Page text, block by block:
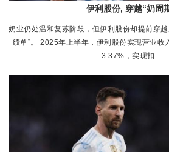
伊利股份, 穿越“奶周
奶业仍处温和复苏阶段，但伊利股份却提前穿
绩单”。 2025年上半年，伊利股份实现营业收
3.37%，实现扣...